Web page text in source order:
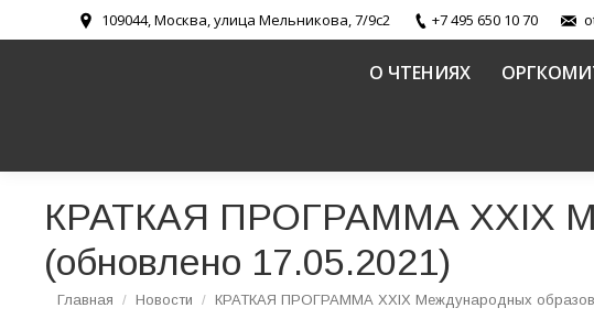
109044, Москва, улица Мельникова, 7/9с2 +7 495 650 10 70
О ЧТЕНИЯХ
КРАТКАЯ ПРОГРАММА XXIХ
(обновлено 17.05.2021)
Вы здесь:
Главная Новости КРАТКАЯ ПРОГРАММА XXIХ Международных